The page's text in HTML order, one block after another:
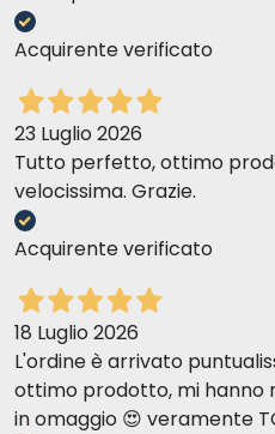
Acquirente verificato
23 Luglio 2026
Tutto perfetto, ottimo
velocissima. Grazie.
Acquirente verificato
18 Luglio 2026
L'ordine è arrivato
ottimo prodotto, mi hanno
in omaggio 😍 veramente